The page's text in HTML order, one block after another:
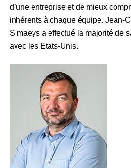
d’une entreprise et de mieux
inhérents à chaque équipe. Jean-
Simaeys a effectué la majorité de
avec les États-Unis.